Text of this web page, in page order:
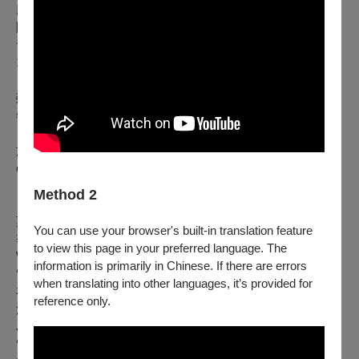
Method 2
You can use your browser's built-in translation feature
to view this page in your preferred language. The
information is primarily in Chinese. If there are errors
when translating into other languages, it’s provided for
reference only.
廳、漢堡音樂廳、慕尼黑海克里斯音樂廳、拿坡里聖卡洛劇
院、米蘭音樂院威爾第廳、莫斯科柴可夫斯基音樂廳、蘇黎世
音樂廳、巴黎香榭麗舍劇院等地演出。
1989年6月，路易沙達獲頒法蘭西藝術文學騎士勳章
榮譽軍團騎士團勳章（Chevalier du l'ordre du mérite）。2003
年7月14日，路易沙達被拔擢為法蘭西藝術文學軍官勳位
（Officier des arts et lettres）。路易沙達任教於鋼琴家柯爾托
於1919年設立的巴黎師範音樂院（École Normale de Musique
de Paris-Alfred-Cortot）。
【演出曲目】
莫札特：d小調幻想曲，K. 397（選自1960年約翰．休斯頓執
導的《恩怨情天》）
W. A. Mozart: Fantasia in d minor, K. 397, from John Huston’s
‘The Unforgiven’
布拉姆斯：三首間奏曲，作品117（選自1971年安德烈．德爾
沃執導的《布雷的約會》）
J. Brahms: 3 Intermezzi, Op.117, from André Delvaux’s
‘Rendez-vous à Bray’